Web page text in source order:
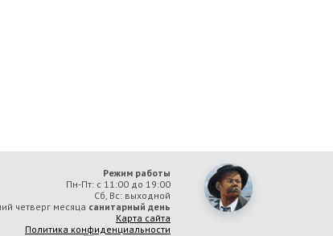
Режим работы
Пн-Пт: с 11:00 до 19:00
Сб, Вс: выходной
четверг месяца санитарный день
Карта сайта
Политика конфиденциальности